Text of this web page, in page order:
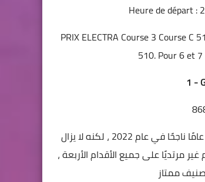
Heure de départ :
PRIX ELECTRA Course 3 Course
510. Pour 6 et
1 -
لم يجر هذا الهرولة الهش سوى القليل في مسيرته المهنية (25 سباقًا) ، وقد حقق عامًا ناجحًا في عام 2022 ، لكنه لا يزال
مرتديًا على جميع الأقدام الأربعة ،